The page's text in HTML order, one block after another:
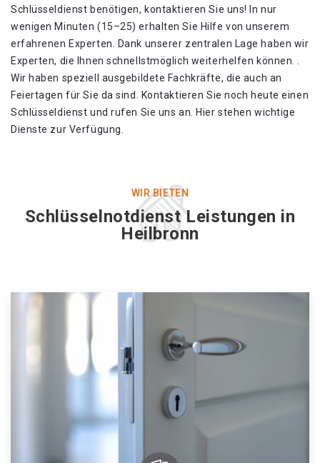
Schlüsseldienst benötigen, kontaktieren Sie uns! In nur
wenigen Minuten (15–25) erhalten Sie Hilfe von unserem
erfahrenen Experten. Dank unserer zentralen Lage haben wir
Experten, die Ihnen schnellstmöglich weiterhelfen können. .
Wir haben speziell ausgebildete Fachkräfte, die auch an
Feiertagen für Sie da sind. Kontaktieren Sie noch heute einen
Schlüsseldienst und rufen Sie uns an. Hier stehen wichtige
Dienste zur Verfügung.
WIR BIETEN
Schlüsselnotdienst Leistungen in
Heilbronn